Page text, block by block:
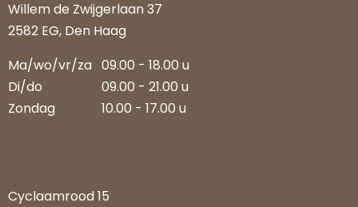
Willem de Zwijgerlaan 37
2582 EG, Den Haag
Ma/wo/vr/za 09.00 - 18.00 u
Di/do
09.00 - 21.00 u
Zondag
10.00 - 17.00 u
Cyclaamrood 15